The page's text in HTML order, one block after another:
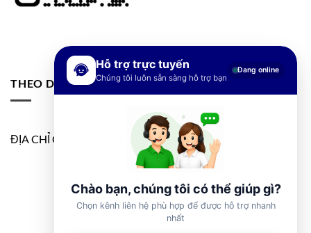
THEO DÕI FANPAGE
ĐỊA CHỈ GOOGLE MAP
Hỗ trợ trực tuyến
Chúng tôi luôn sẵn sàng hỗ trợ bạn
Đang online
Chào bạn, chúng tôi có thể giúp gì?
Chọn kênh liên hệ phù hợp để được hỗ trợ nhanh
nhất